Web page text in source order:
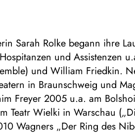
Sarah Rolke begann ihre
und Assistenzen
und William Friedkin.
in Braunschweig und
Freyer 2005 u.a. am
Teatr Wielki in Warschau
Wagners „Der Ring des